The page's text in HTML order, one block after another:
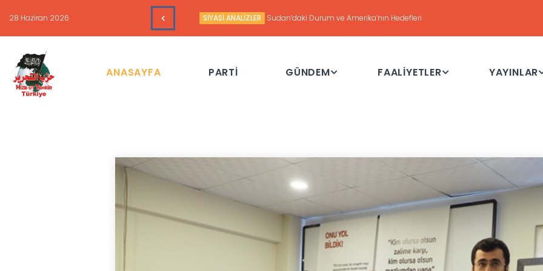
16 Haziran 2026 HAFTALIK GÜNDEM DEĞERLENDİRME Haftalık Değerlendirme Toplantısı - 21 Temmuz 2026
ANASAYFA PARTİ GÜNDEM FAALİYETLER YAYINLAR